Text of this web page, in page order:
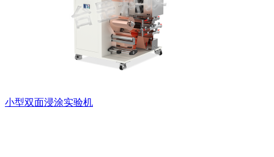
小型双面浸涂实验机